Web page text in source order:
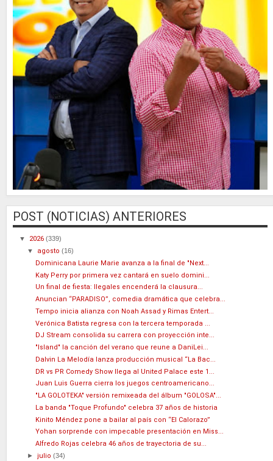
POST (NOTICIAS) ANTERIORES
▼ 2026 (339)
▼ agosto(16)
Dominicana Laurie Marie avanza a la final de "Next...
Katy Perry por primera vez cantará en suelo domini...
Un final de fiesta: Ilegales encenderá la clausura...
Anuncian “PARADISO”, comedia dramática que celebra...
Tempo inicia alianza con Noah Assad y Rimas Entert...
Verónica Batista regresa con la tercera temporada ...
DJ Stream consolida su carrera con proyección inte...
"Island" la canción del verano que reune a DaniLei...
Dalvin La Melodía lanza producción musical “La Bac...
DR vs PR Comedy Show llega al United Palace este 1...
Juan Luis Guerra cierra los juegos centroamericano...
"LA GOLOTEKA" versión remixeada del álbum "GOLOSA"...
La banda "Toque Profundo" celebra 37 años de historia
Kinito Méndez pone a bailar al país con “El Calorazo”
Yohan sorprende con impecable presentación en Miss...
Alfredo Rojas celebra 46 años de trayectoria de su...
►julio(34)